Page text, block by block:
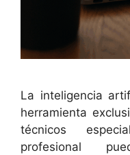
La inteligencia
herramienta
técnicos
profesional